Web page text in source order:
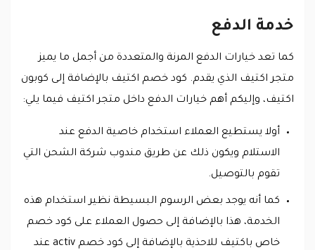
خدمة الدفع
كما تعد خيارات الدفع المرنة والمتعددة من أجمل ما يميز
متجر اكتيف الذي يقدم. كود خصم اكتيف بالإضافة إلى كوبون
اكتيف، وإليكم أهم خيارات الدفع داخل متجر اكتيف فيما يلي:
أولا يستطيع العملاء استخدام خاصية الدفع عند
الاستلام ويكون ذلك عن طريق مندوب شركة الشحن التي
تقوم بالتوصيل.
كما أنه يوجد بعض الرسوم البسيطة نظير استخدام هذه
الخدمة، هذا بالإضافة إلى حصول العملاء على كود خصم
خاص باكتيف للاحذية بالإضافة إلى كود خصم activ عند